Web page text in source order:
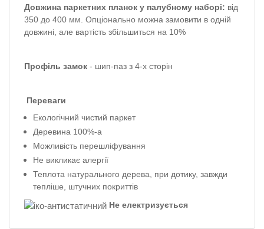
Довжина паркетних планок у палубному наборі: від
350 до 400 мм. Опціонально можна замовити в одній
довжині, але вартість збільшиться на 10%
Профіль замок - шип-паз з 4-х сторін
Переваги
Екологічний чистий паркет
Деревина 100%-а
Можливість перешліфування
Не викликає алергії
Теплота натурального дерева, при дотику, завжди
тепліше, штучних покриттів
Не електризується